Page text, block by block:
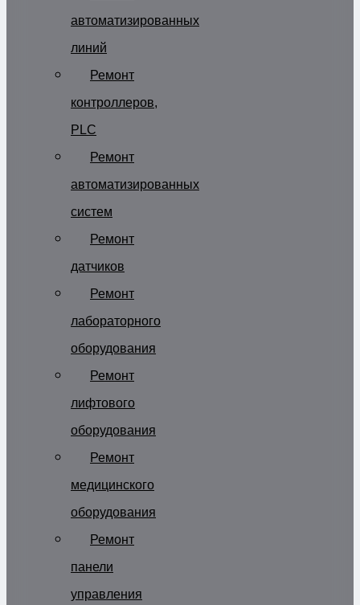
автоматизированных
линий
Ремонт
контроллеров,
PLC
Ремонт
автоматизированных
систем
Ремонт
датчиков
Ремонт
лабораторного
оборудования
Ремонт
лифтового
оборудования
Ремонт
медицинского
оборудования
Ремонт
панели
управления